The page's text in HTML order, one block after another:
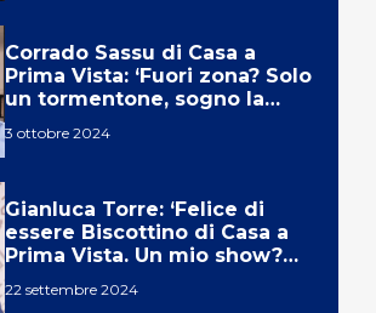
Corrado Sassu di Casa a
Prima Vista: ‘Fuori zona? Solo
un tormentone, sogno la
3 ottobre 2024
Gianluca Torre: ‘Felice di
essere Biscottino di Casa a
Prima Vista. Un mio show?
22 settembre 2024